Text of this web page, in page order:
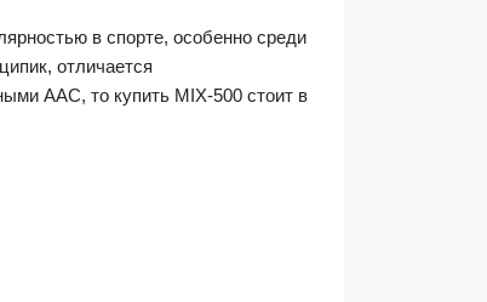
в спорте, особенно среди
отличается
ААС, то купить MIX-500 стоит в